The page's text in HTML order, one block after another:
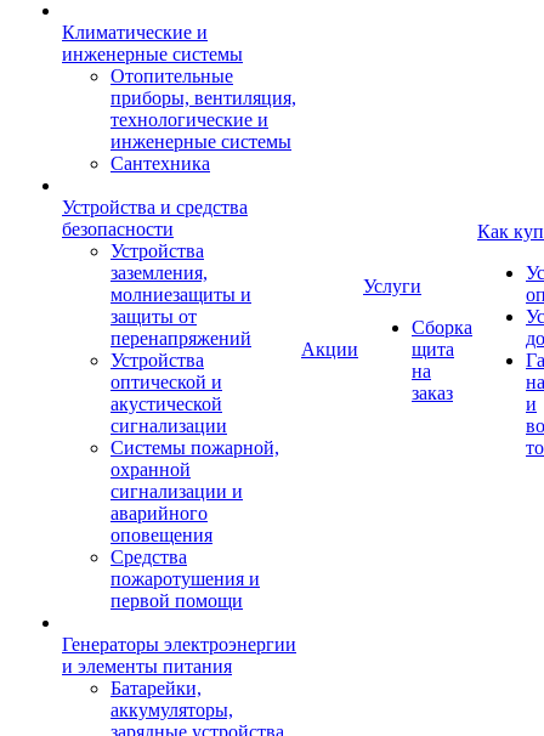
Климатические и
инженерные системы
Отопительные
приборы, вентиляция,
технологические и
инженерные системы
Сантехника
Устройства и средства
безопасности
Устройства
заземления,
молниезащиты и
защиты от
перенапряжений
Устройства
оптической и
акустической
сигнализации
Системы пожарной,
охранной
сигнализации и
аварийного
оповещения
Средства
пожаротушения и
первой помощи
Генераторы электроэнергии
и элементы питания
Батарейки,
аккумуляторы,
зарядные устройства
Акции
Услуги
Сборка
щита
на
заказ
Как
и